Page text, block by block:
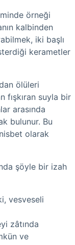
örneği
kalbinden
iki başlı
kerametler
ölüleri
fışkıran suyla bir
arasında
bulunur. Bu
olarak
şöyle bir izah
vesveseli
zâtında
ve